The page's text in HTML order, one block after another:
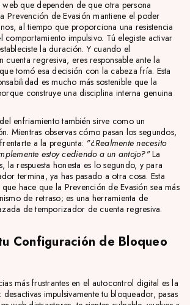
que dependen de que otra persona
Prevención de Evasión mantiene el poder
al tiempo que proporciona una resistencia
comportamiento impulsivo. Tú elegiste activar
la duración. Y cuando el
cuenta regresiva, eres responsable ante la
tomó esa decisión con la cabeza fría. Esta
es mucho más sostenible que la
construye una disciplina interna genuina
enfriamiento también sirve como un
Mientras observas cómo pasan los segundos,
a la pregunta: "¿Realmente necesito
estoy cediendo a un antojo?"La
la respuesta honesta es lo segundo, y para
termina, ya has pasado a otra cosa. Esta
hace que la Prevención de Evasión sea más
de retraso; es una herramienta de
de temporizador de cuenta regresiva.
Configuración de Bloqueo
más frustrantes en el autocontrol digital es la
impulsivamente tu bloqueador, pasas